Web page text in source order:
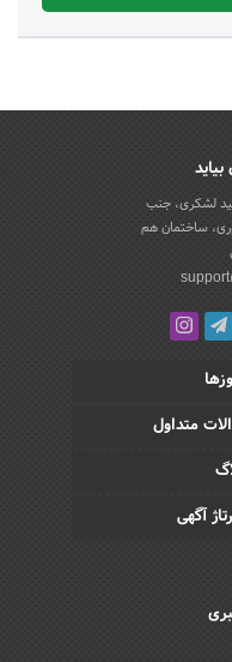
لشکری، جنب
ساختمان هم
متداول
آگهی